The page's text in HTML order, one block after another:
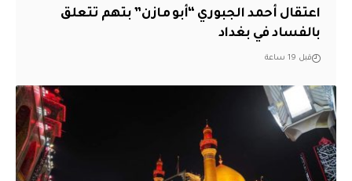
اعتقال أحمد الجبوري “أبو مازن” بتهم تتعلق
بالفساد في بغداد
قبل 19 ساعة